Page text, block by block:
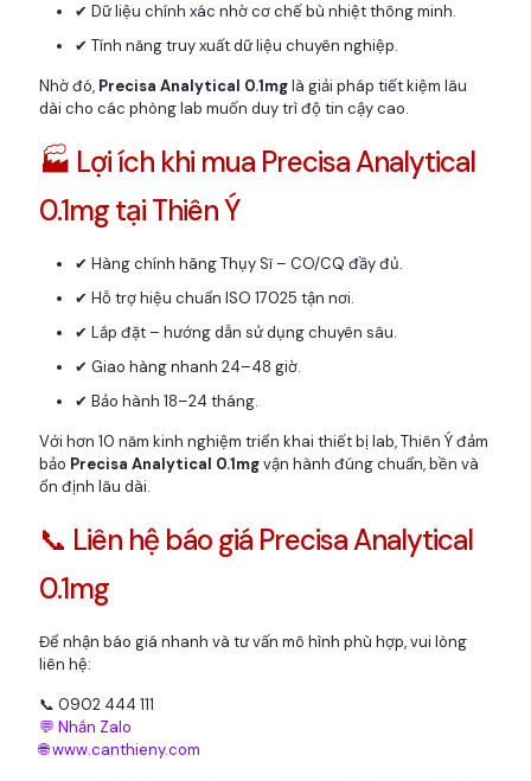
✔ Dữ liệu chính xác nhờ cơ chế bù nhiệt thông minh.
✔ Tính năng truy xuất dữ liệu chuyên nghiệp.
Nhờ đó, Precisa Analytical 0.1mglà giải pháp tiết kiệm lâu
dài cho các phòng lab muốn duy trì độ tin cậy cao.
🏭 Lợi ích khi mua Precisa Analytical
0.1mg tại Thiên Ý
✔ Hàng chính hãng Thụy Sĩ – CO/CQ đầy đủ.
✔ Hỗ trợ hiệu chuẩn ISO 17025 tận nơi.
✔ Lắp đặt – hướng dẫn sử dụng chuyên sâu.
✔ Giao hàng nhanh 24–48 giờ.
✔ Bảo hành 18–24 tháng.
Với hơn 10 năm kinh nghiệm triển khai thiết bị lab, Thiên Ý đảm
bảo Precisa Analytical 0.1mgvận hành đúng chuẩn, bền và
ổn định lâu dài.
📞 Liên hệ báo giá Precisa Analytical
0.1mg
Để nhận báo giá nhanh và tư vấn mô hình phù hợp, vui lòng
liên hệ:
📞 0902 444 111
💬 Nhắn Zalo
🌐 www.canthieny.com